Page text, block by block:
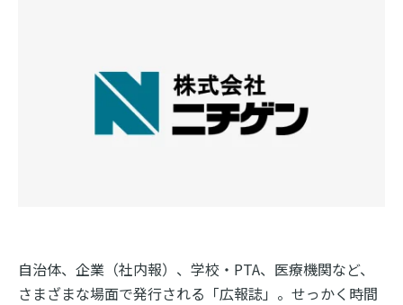
自治体、企業（社内報）、学校・PTA、医療機関など、
さまざまな場面で発行される「広報誌」。せっかく時間